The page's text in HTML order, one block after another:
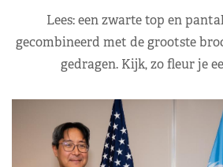
Lees: een zwarte top en
gecombineerd met de grootste
gedragen. Kijk, zo fleur je